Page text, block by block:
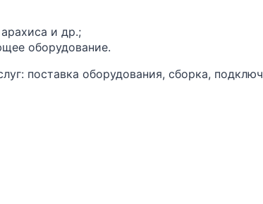
и др.;
оборудование.
поставка оборудования, сборка,